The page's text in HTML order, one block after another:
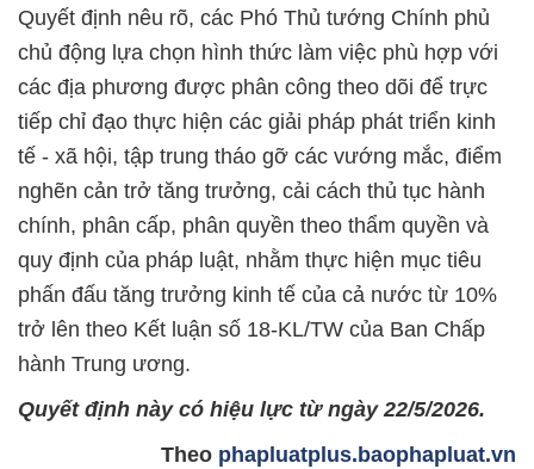
Quyết định nêu rõ, các Phó Thủ tướng Chính phủ
chủ động lựa chọn hình thức làm việc phù hợp với
các địa phương được phân công theo dõi để trực
tiếp chỉ đạo thực hiện các giải pháp phát triển kinh
tế - xã hội, tập trung tháo gỡ các vướng mắc, điểm
nghẽn cản trở tăng trưởng, cải cách thủ tục hành
chính, phân cấp, phân quyền theo thẩm quyền và
quy định của pháp luật, nhằm thực hiện mục tiêu
phấn đấu tăng trưởng kinh tế của cả nước từ 10%
trở lên theo Kết luận số 18-KL/TW của Ban Chấp
hành Trung ương.
Quyết định này có hiệu lực từ ngày 22/5/2026.
Theo phapluatplus.baophapluat.vn